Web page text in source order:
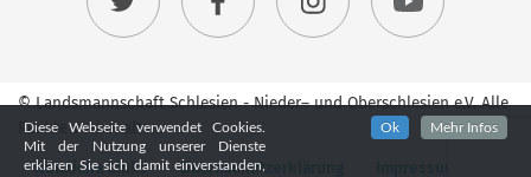
© Landsmannschaft Schlesien - Nieder– und Oberschlesien e.V. Alle
Rechte vorbehalten.
Nützliche Links
Datenschutzerklärung
Diese Webseite verwendet Cookies.
Mit der Nutzung unserer Dienste
erklären Sie sich damit einverstanden,
Ok Mehr Infos